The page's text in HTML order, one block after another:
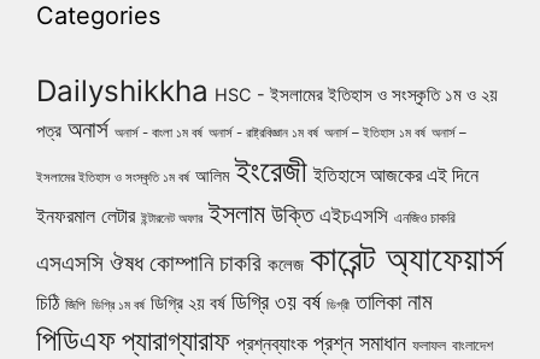
Categories
Dailyshikkha HSC - ইসলামের ইতিহাস ও সংস্কৃতি ১ম ও ২য়
পত্র অনার্স অনার্স - বাংলা ১ম বর্ষ অনার্স - রাষ্ট্রবিজ্ঞান ১ম বর্ষ অনার্স – ইতিহাস ১ম বর্ষ অনার্স –
ইসলামের ইতিহাস ও সংস্কৃতি ১ম বর্ষ আলিম ইংরেজী ইতিহাসে আজকের এই দিনে
ইনফরমাল লেটার ইন্টারনেট অফার ইসলাম উক্তি এইচএসসি এনজিও চাকরি
এসএসসি ঔষধ কোম্পানি চাকরি কলেজ কারেন্ট অ্যাফেয়ার্স
চিঠি জিপি ডিগ্রি ১ম বর্ষ ডিগ্রি ২য় বর্ষ ডিগ্রি ৩য় বর্ষ ডিগ্রী তালিকা নাম
পিডিএফপ্যারাগ্যারাফ প্রশ্নব্যাংক প্রশ্ন সমাধান ফলাফল বাংলাদেশ